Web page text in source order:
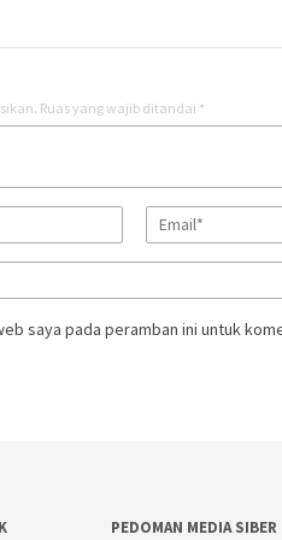
Ruas yang wajib ditandai *
saya pada peramban ini untuk
PEDOMAN MEDIA SIBER